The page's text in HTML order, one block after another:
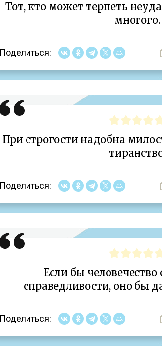
Тот, кто может терпеть
многого.
Поделиться:
При строгости надобна
Поделиться:
Если бы человечество
справедливости, оно бы
Поделиться: